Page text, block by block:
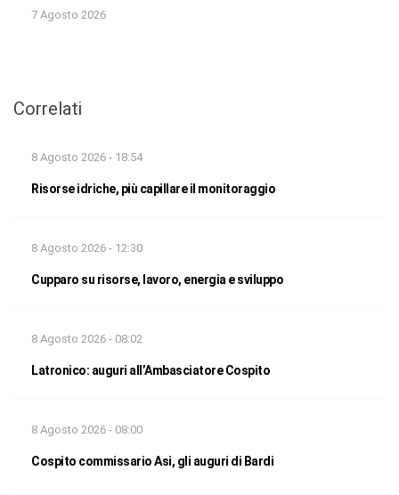
7 Agosto 2026
Correlati
8 Agosto 2026 - 18:54
Risorse idriche, più capillare il monitoraggio
8 Agosto 2026 - 12:30
Cupparo su risorse, lavoro, energia e sviluppo
8 Agosto 2026 - 08:02
Latronico: auguri all’Ambasciatore Cospito
8 Agosto 2026 - 08:00
Cospito commissario Asi, gli auguri di Bardi